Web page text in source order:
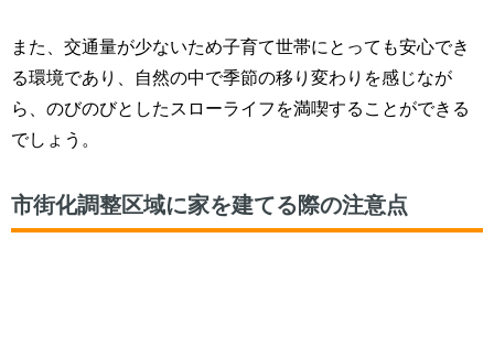
また、交通量が少ないため子育て世帯にとっても安心でき
る環境であり、自然の中で季節の移り変わりを感じなが
ら、のびのびとしたスローライフを満喫することができる
でしょう。
市街化調整区域に家を建てる際の注意点